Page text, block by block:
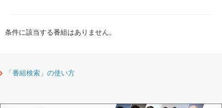
条件に該当する番組はありません。
「番組検索」の使い方